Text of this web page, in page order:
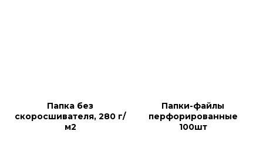
Папка без
скоросшивателя, 280 г/
м2
Папки-файлы
перфорированные
100шт